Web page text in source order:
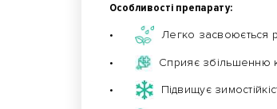
Особливості препарату:
•
Легко засвоюється
•
Сприяє збільшенню
•
Підвищує